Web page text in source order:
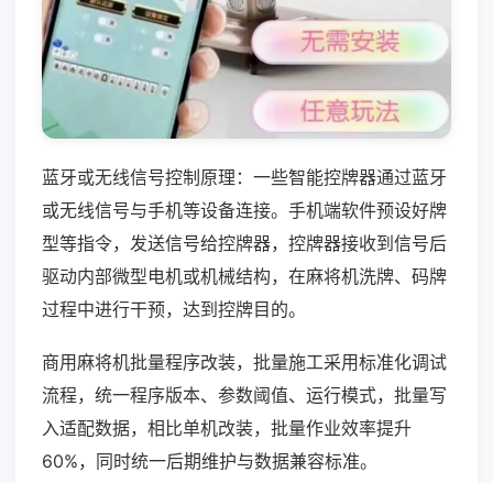
蓝牙或无线信号控制原理：一些智能控牌器通过蓝牙
或无线信号与手机等设备连接。手机端软件预设好牌
型等指令，发送信号给控牌器，控牌器接收到信号后
驱动内部微型电机或机械结构，在麻将机洗牌、码牌
过程中进行干预，达到控牌目的。
商用麻将机批量程序改装，批量施工采用标准化调试
流程，统一程序版本、参数阈值、运行模式，批量写
入适配数据，相比单机改装，批量作业效率提升
60%，同时统一后期维护与数据兼容标准。